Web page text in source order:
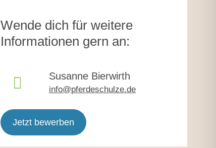
Wende dich für weitere
Informationen gern an:
Susanne Bierwirth
info@pferdeschulze.de
Jetzt bewerben